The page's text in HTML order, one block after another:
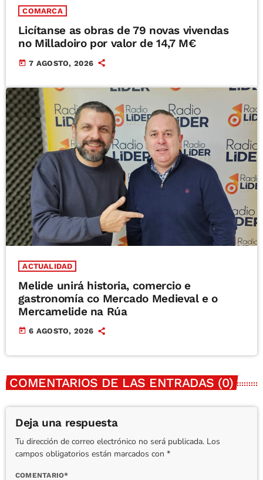
COMARCA
Licítanse as obras de 79 novas vivendas
no Milladoiro por valor de 14,7 M€
today 7 AGOSTO, 2026
ACTUALIDAD
Melide unirá historia, comercio e
gastronomía co Mercado Medieval e o
Mercamelide na Rúa
today 6 AGOSTO, 2026
COMENTARIOS DE LAS ENTRADAS (0)
Deja una respuesta
Tu dirección de correo electrónico no será publicada. Los
campos obligatorios están marcados con *
COMENTARIO*